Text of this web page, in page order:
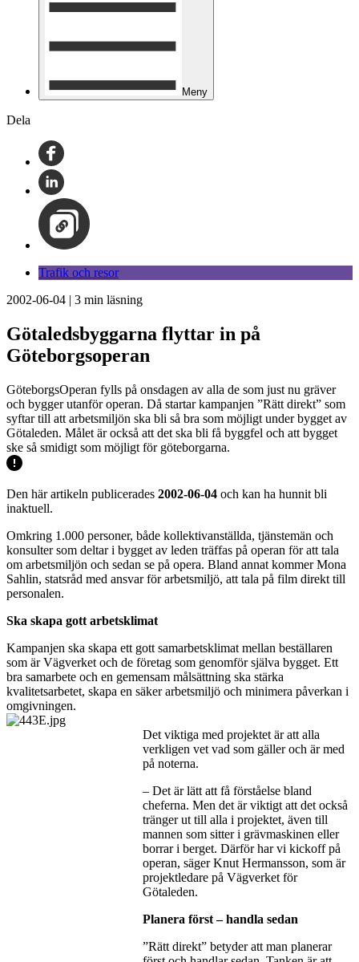
Meny
Dela
Trafik och resor
2002-06-04 | 3 min läsning
Götaledsbyggarna flyttar in på
Göteborgsoperan
GöteborgsOperan fylls på onsdagen av alla de som just nu gräver
och bygger utanför operan. Då startar kampanjen ”Rätt direkt” som
syftar till att arbetsmiljön ska bli så bra som möjligt under bygget av
Götaleden. Målet är också att det ska bli få byggfel och att bygget
ske så smidigt som möjligt för göteborgarna.
Den här artikeln publicerades 2002-06-04 och kan ha hunnit bli
inaktuell.
Omkring 1.000 personer, både kollektivanställda, tjänstemän och
konsulter som deltar i bygget av leden träffas på operan för att tala
om arbetsmiljön och sedan se på opera. Bland annat kommer Mona
Sahlin, statsråd med ansvar för arbetsmiljö, att tala på film direkt till
personalen.
Ska skapa gott arbetsklimat
Kampanjen ska skapa ett gott samarbetsklimat mellan beställaren
som är Vägverket och de företag som genomför själva bygget. Ett
bra samarbete och en gemensam målsättning ska stärka
kvalitetsarbetet, skapa en säker arbetsmiljö och minimera påverkan i
omgivningen.
Det viktiga med projektet är att alla
verkligen vet vad som gäller och är med
på noterna.
– Det är lätt att få förståelse bland
cheferna. Men det är viktigt att det också
tränger ut till alla i projektet, även till
mannen som sitter i grävmaskinen eller
borrar i berget. Därför har vi kickoff på
operan, säger Knut Hermansson, som är
projektledare på Vägverket för
Götaleden.
Planera först – handla sedan
”Rätt direkt” betyder att man planerar